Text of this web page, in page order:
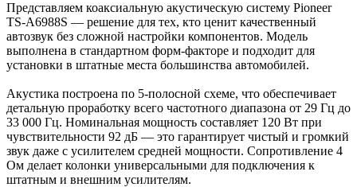
Представляем коаксиальную акустическую систему Pioneer
TS-A6988S — решение для тех, кто ценит качественный
автозвук без сложной настройки компонентов. Модель
выполнена в стандартном форм-факторе и подходит для
установки в штатные места большинства автомобилей.
Акустика построена по 5-полосной схеме, что обеспечивает
детальную проработку всего частотного диапазона от 29 Гц до
33 000 Гц. Номинальная мощность составляет 120 Вт при
чувствительности 92 дБ — это гарантирует чистый и громкий
звук даже с усилителем средней мощности. Сопротивление 4
Ом делает колонки универсальными для подключения к
штатным и внешним усилителям.